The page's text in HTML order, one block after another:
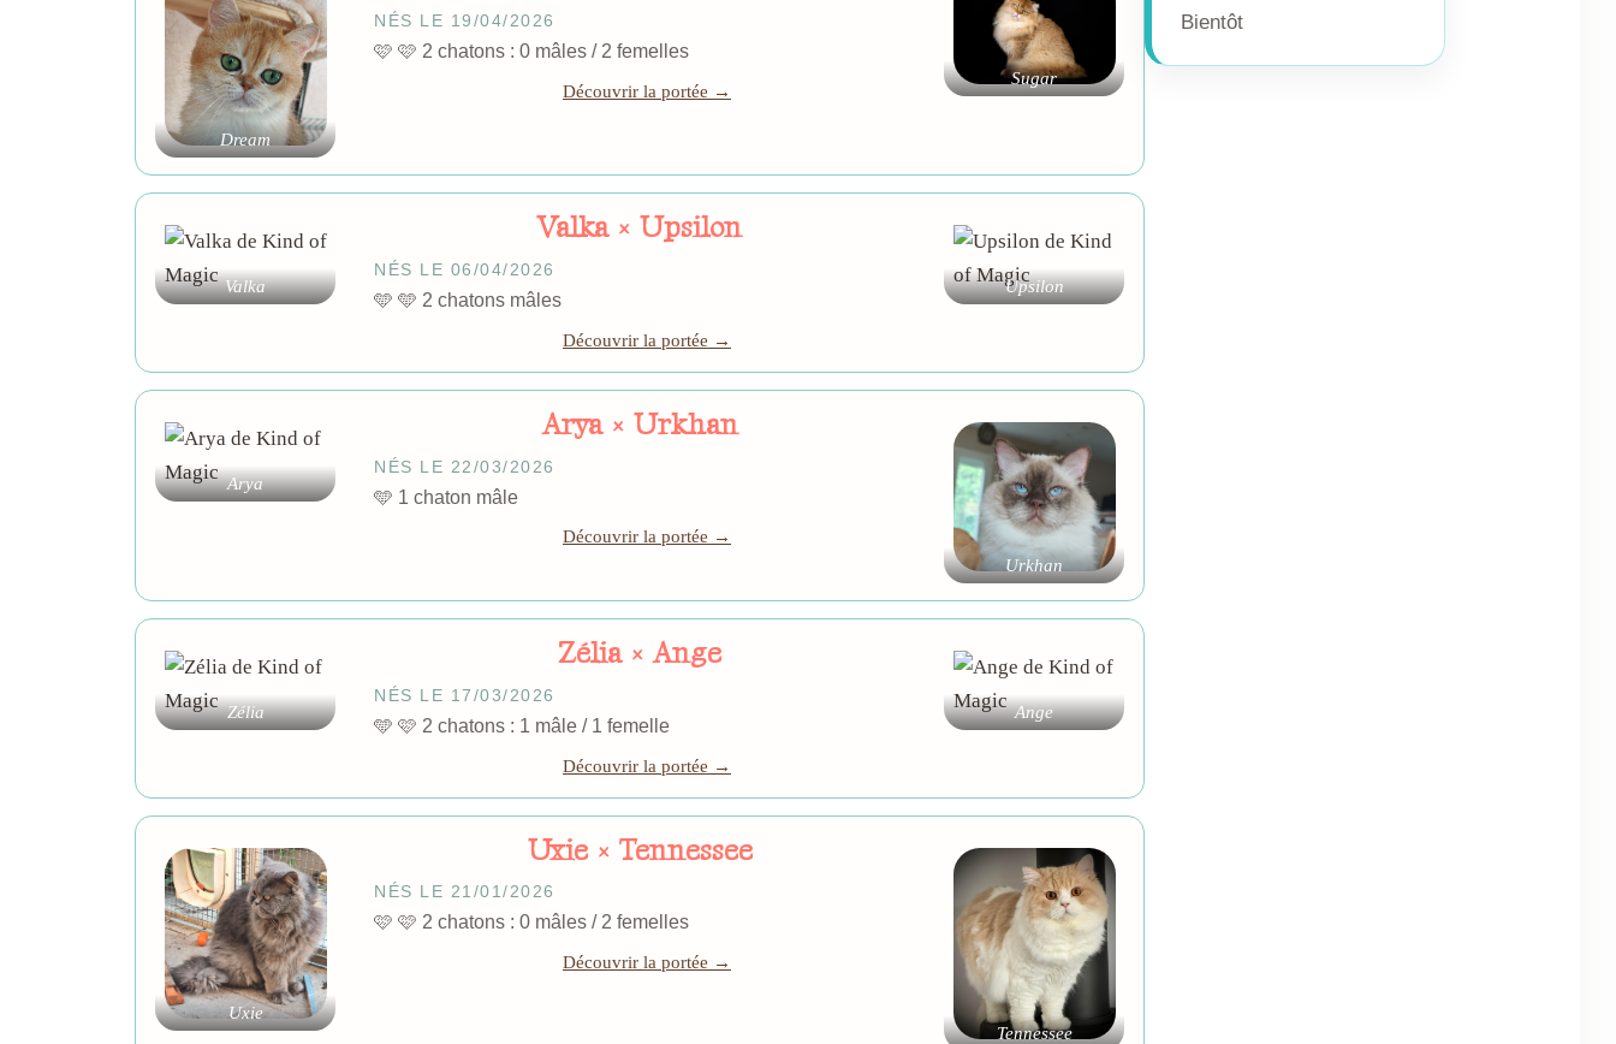
Dream
NÉS LE 19/04/2026
🩷 🩷 2 chatons : 0 mâles / 2 femelles
Découvrir la portée →
Sugar
Valka
Valka × Upsilon
NÉS LE 06/04/2026
🩵 🩵 2 chatons mâles
Découvrir la portée →
Upsilon
Arya
Arya × Urkhan
NÉS LE 22/03/2026
🩵 1 chaton mâle
Découvrir la portée →
Urkhan
Zélia
Zélia × Ange
NÉS LE 17/03/2026
🩵 🩷 2 chatons : 1 mâle / 1 femelle
Découvrir la portée →
Ange
Uxie
Uxie × Tennessee
NÉS LE 21/01/2026
🩷 🩷 2 chatons : 0 mâles / 2 femelles
Découvrir la portée →
Tennessee
Bientôt